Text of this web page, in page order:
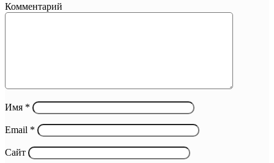
Комментарий
Имя *
Email *
Сайт